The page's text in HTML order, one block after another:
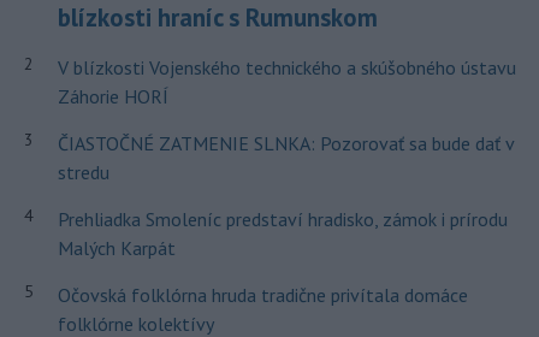
blízkosti hraníc s Rumunskom
2
V blízkosti Vojenského technického a skúšobného ústavu
Záhorie HORÍ
3
ČIASTOČNÉ ZATMENIE SLNKA: Pozorovať sa bude dať v
stredu
4
Prehliadka Smoleníc predstaví hradisko, zámok i prírodu
Malých Karpát
5
Očovská folklórna hruda tradične privítala domáce
folklórne kolektívy